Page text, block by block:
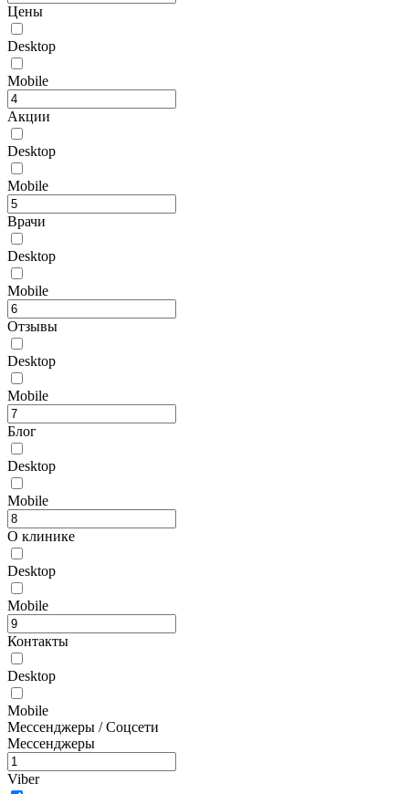
Цены
Desktop
Mobile
Акции
Desktop
Mobile
Врачи
Desktop
Mobile
Отзывы
Desktop
Mobile
Блог
Desktop
Mobile
О клинике
Desktop
Mobile
Контакты
Desktop
Mobile
Мессенджеры / Соцсети
Мессенджеры
Viber